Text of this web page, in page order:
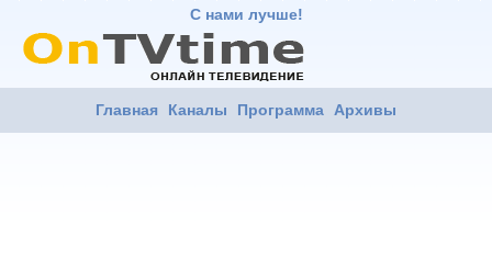
С нами лучше!
Главная Каналы Программа Архивы